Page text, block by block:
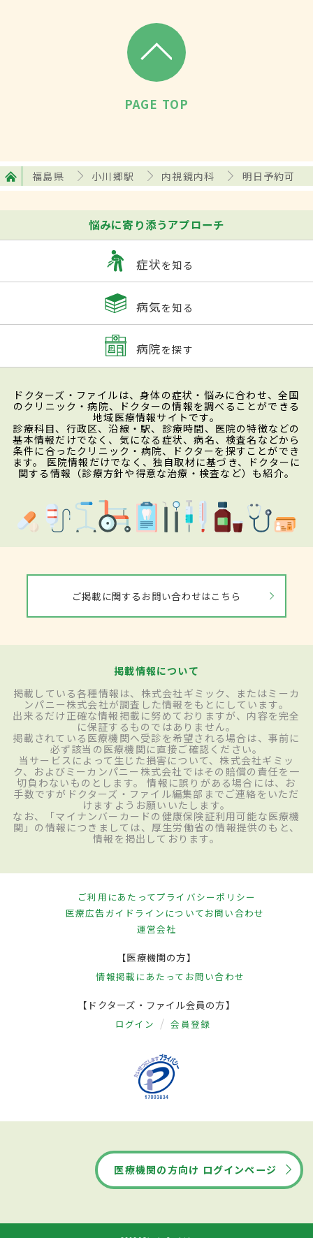
PAGE TOP
福島県 小川郷駅 内視鏡内科 明日予約可
悩みに寄り添うアプローチ
症状を知る
病気を知る
病院を探す
ドクターズ・ファイルは、身体の症状・悩みに合わせ、全国
のクリニック・病院、ドクターの情報を調べることができる
地域医療情報サイトです。
診療科目、行政区、沿線・駅、診療時間、医院の特徴などの
基本情報だけでなく、気になる症状、病名、検査名などから
条件に合ったクリニック・病院、ドクターを探すことができ
ます。 医院情報だけでなく、独自取材に基づき、ドクターに
関する情報（診療方針や得意な治療・検査など）も紹介。
ご掲載に関するお問い合わせはこちら
掲載情報について
掲載している各種情報は、株式会社ギミック、またはミーカ
ンパニー株式会社が調査した情報をもとにしています。
出来るだけ正確な情報掲載に努めておりますが、内容を完全
に保証するものではありません。
掲載されている医療機関へ受診を希望される場合は、事前に
必ず該当の医療機関に直接ご確認ください。
当サービスによって生じた損害について、株式会社ギミッ
ク、およびミーカンパニー株式会社ではその賠償の責任を一
切負わないものとします。 情報に誤りがある場合には、お
手数ですがドクターズ・ファイル編集部までご連絡をいただ
けますようお願いいたします。
なお、「マイナンバーカードの健康保険証利用可能な医療機
関」の情報につきましては、厚生労働省の情報提供のもと、
情報を掲出しております。
ご利用にあたってプライバシーポリシー
医療広告ガイドラインについてお問い合わせ
運営会社
【医療機関の方】
情報掲載にあたって お問い合わせ
【ドクターズ・ファイル会員の方】
ログイン 会員登録
医療機関の方向け ログインページ